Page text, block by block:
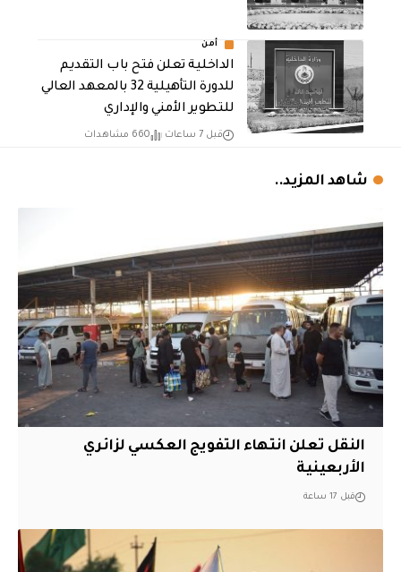
أمن
الداخلية تعلن فتح باب التقديم
للدورة التأهيلية 32 بالمعهد العالي
للتطوير الأمني والإداري
قبل 7 ساعات 660 مشاهدات
شاهد المزيد..
النقل تعلن انتهاء التفويج العكسي لزائري
الأربعينية
قبل 17 ساعة